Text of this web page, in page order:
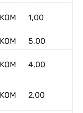
KOM 1,00
KOM
5,00
KOM 4,00
KOM 2,00